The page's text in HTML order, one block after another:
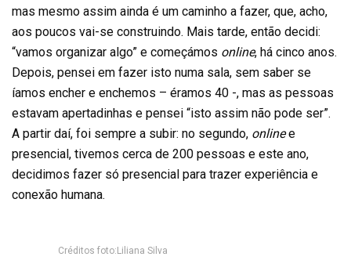
mas mesmo assim ainda é um caminho a fazer, que, acho,
aos poucos vai-se construindo. Mais tarde, então decidi:
“vamos organizar algo” e começámos online, há cinco anos.
Depois, pensei em fazer isto numa sala, sem saber se
íamos encher e enchemos – éramos 40 -, mas as pessoas
estavam apertadinhas e pensei “isto assim não pode ser”.
A partir daí, foi sempre a subir: no segundo, onlinee
presencial, tivemos cerca de 200 pessoas e este ano,
decidimos fazer só presencial para trazer experiência e
conexão humana.
Créditos foto:Liliana Silva